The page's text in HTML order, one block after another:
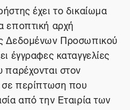
έχει το δικαίωμα
εποπτική αρχή
Δεδομένων Προσωπικού
έγγραφες καταγγελίες
στον
περίπτωση που
από την Εταιρία των